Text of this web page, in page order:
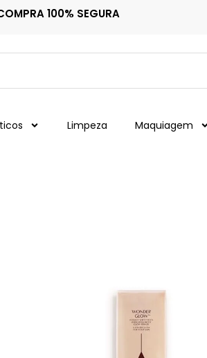
100% SEGURA
Limpeza Maquiagem